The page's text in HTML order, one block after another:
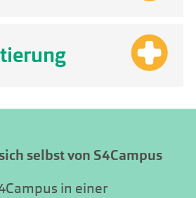
selbst von S4Campus
in einer